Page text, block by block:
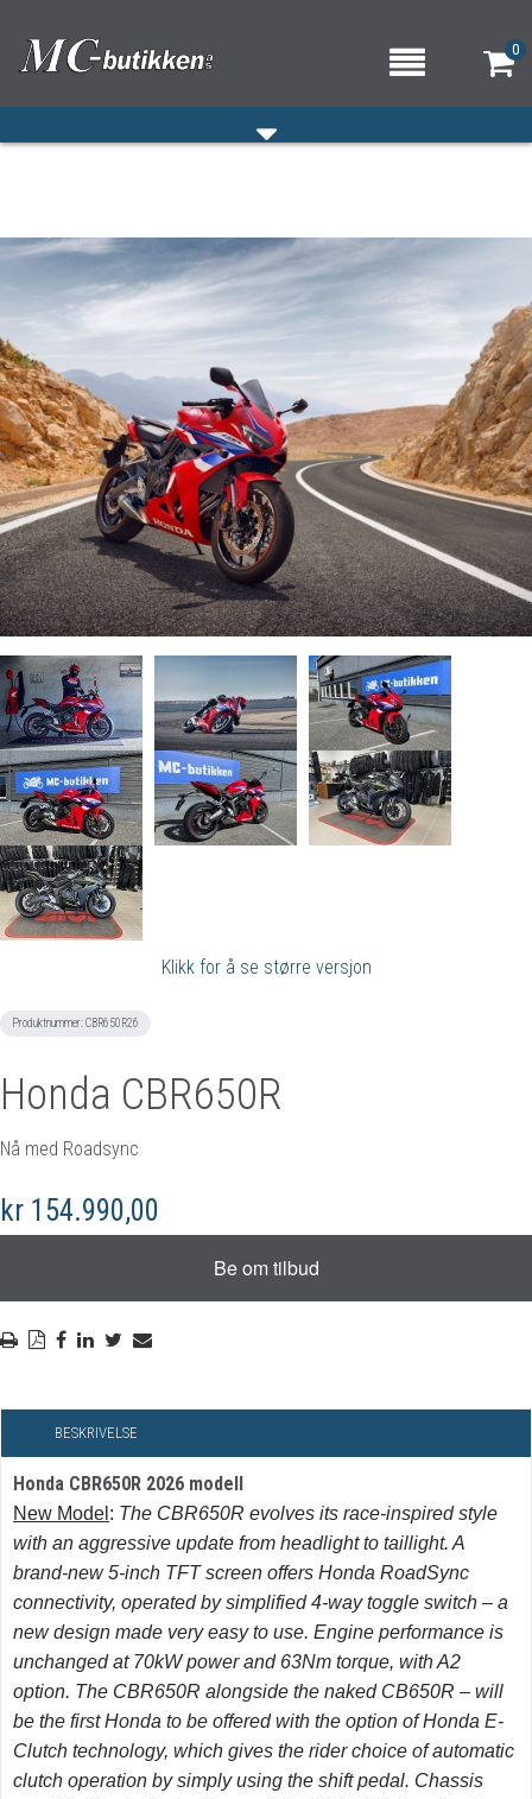
0
HJEM
VERKSTED
OM OSS/ÅPNINGSTIDER
KONTAKT OSS
Klikk for å se større versjon
Produktnummer:CBR650R26
Honda CBR650R
Nå med Roadsync
kr 154.990,00
BESKRIVELSE
Honda CBR650R 2026 modell
New Model : The CBR650R evolves its race-inspired style
with an aggressive update from headlight to taillight. A
brand-new 5-inch TFT screen offers Honda RoadSync
connectivity, operated by simplified 4-way toggle switch – a
new design made very easy to use. Engine performance is
unchanged at 70kW power and 63Nm torque, with A2
option. The CBR650R alongside the naked CB650R – will
be the first Honda to be offered with the option of Honda E-
Clutch technology, which gives the rider choice of automatic
clutch operation by simply using the shift pedal. Chassis